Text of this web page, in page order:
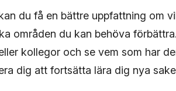
du få en bättre uppfattning om
områden du kan behöva
kollegor och se vem som har
dig att fortsätta lära dig nya